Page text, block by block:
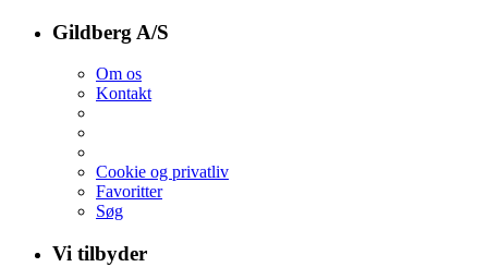
Gildberg A/S
Om os
Kontakt
Cookie og privatliv
Favoritter
Søg
Vi tilbyder